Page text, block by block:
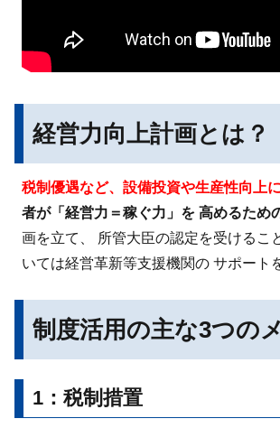
経営力向上計画とは？
税制優遇など、設備投資や生産性向上
者が「経営力＝稼ぐ力」を 高めるため
画を立て、 所管大臣の認定を受けるこ
いては経営革新等支援機関の サポート
制度活用の主な3つの
1：税制措置